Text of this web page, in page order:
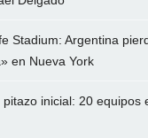
Stadium: Argentina
en Nueva York
inicial: 20 equipos